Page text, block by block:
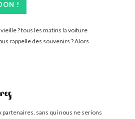
!
? tous les matins la voiture
rappelle des souvenirs ? Alors
partenaires, sans qui nous ne serions